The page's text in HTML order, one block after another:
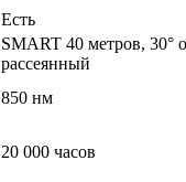
Есть
SMART 40 метров, 30°
рассеянный
850 нм
20 000 часов